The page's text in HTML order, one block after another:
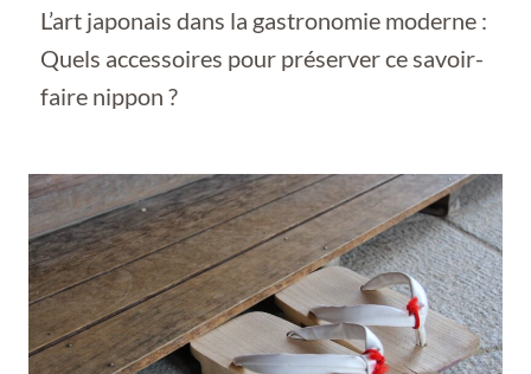
L’art japonais dans la gastronomie moderne :
Quels accessoires pour préserver ce savoir-
faire nippon ?